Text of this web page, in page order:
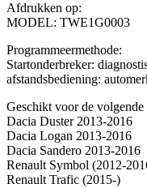
Afdrukken op:
MODEL: TWE1G0003
Programmeermethode:
Startonderbreker:
afstandsbediening:
Geschikt voor de volgende
Dacia Duster 2013-2016
Dacia Logan 2013-2016
Dacia Sandero 2013-2016
Renault Symbol (2012-
Renault Trafic (2015-)